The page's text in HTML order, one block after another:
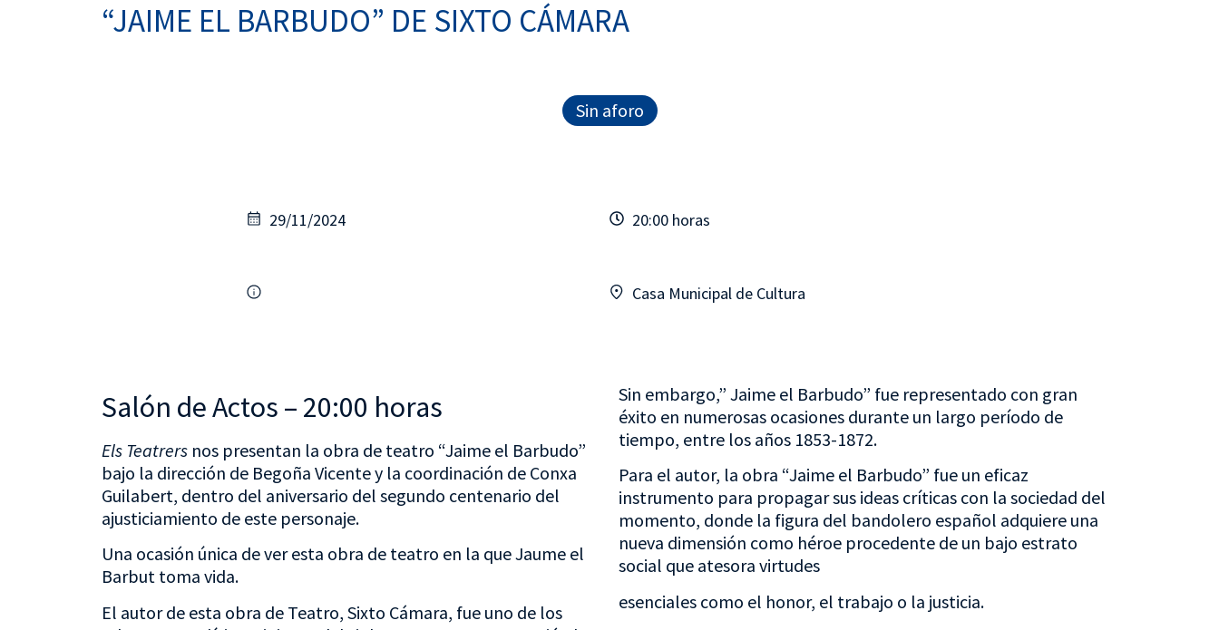
“JAIME EL BARBUDO” DE SIXTO CÁMARA
Sin aforo
29/11/2024 20:00 horas
Casa Municipal de Cultura
Salón de Actos – 20:00 horas
Els Teatrers nos presentan la obra de teatro “Jaime el Barbudo”
bajo la dirección de Begoña Vicente y la coordinación de Conxa
Guilabert, dentro del aniversario del segundo centenario del
ajusticiamiento de este personaje.
Una ocasión única de ver esta obra de teatro en la que Jaume el
Barbut toma vida.
El autor de esta obra de Teatro, Sixto Cámara, fue uno de los
Sin embargo,” Jaime el Barbudo” fue representado con gran
éxito en numerosas ocasiones durante un largo período de
tiempo, entre los años 1853-1872.
Para el autor, la obra “Jaime el Barbudo” fue un eficaz
instrumento para propagar sus ideas críticas con la sociedad del
momento, donde la figura del bandolero español adquiere una
nueva dimensión como héroe procedente de un bajo estrato
social que atesora virtudes
esenciales como el honor, el trabajo o la justicia.